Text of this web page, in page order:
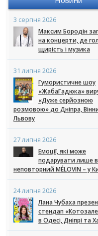
3 серпня 2026
Максим Бородін
на концерти, де
щирість і музика
31 липня 2026
Гумористичне шоу
«ЖабаГадюка»
«Дуже серйозною
розмовою» до Дніпра,
Львову
27 липня 2026
Емоції, які може
подарувати лише
неповторний MÉLOVIN – у
24 липня 2026
Лана Чубаха
стендап
в Одесі, Дніпрі та